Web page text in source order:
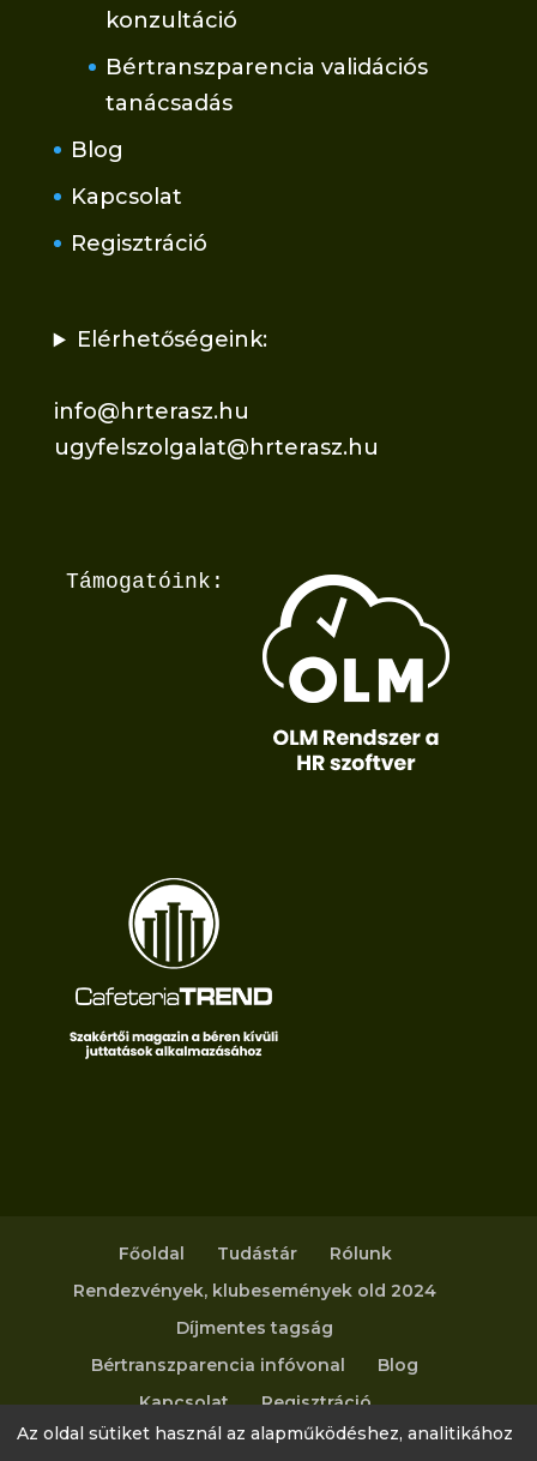
konzultáció
Bértranszparencia validációs
tanácsadás
Blog
Kapcsolat
Regisztráció
Elérhetőségeink:
info@hrterasz.hu
ugyfelszolgalat@hrterasz.hu
Támogatóink:
Főoldal Tudástár
Rólunk
Rendezvények, klubesemények old 2024
Díjmentes tagság
Bértranszparencia infóvonal
Blog
Kapcsolat
Regisztráció
Adatvédelmi tájékoztató
Az oldal sütiket használ az alapműködéshez, analitikához